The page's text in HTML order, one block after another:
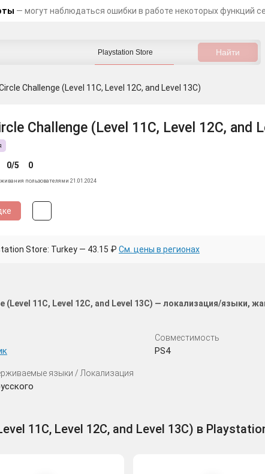
— могут наблюдаться ошибки в работе некоторых функций
Challenge (Level 11C, Level 12C, and Level 13C)
Challenge (Level 11C, Level 12C, and
0/5 0
пользователями 21.01.2024
Store: Turkey — 43.15 ₽ См. цены в регионах
11C, Level 12C, and Level 13C) — локализация/языки,
Совместимость
PS4
языки / Локализация
11C, Level 12C, and Level 13C) в